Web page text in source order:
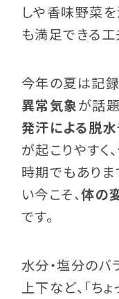
しや香味野菜を
も満足できる工
今年の夏は記
異常気象が話
発汗による脱水
が起こりやすく
時期でもありま
い今こそ、体の
です。
水分・塩分のバ
上下など、「ち